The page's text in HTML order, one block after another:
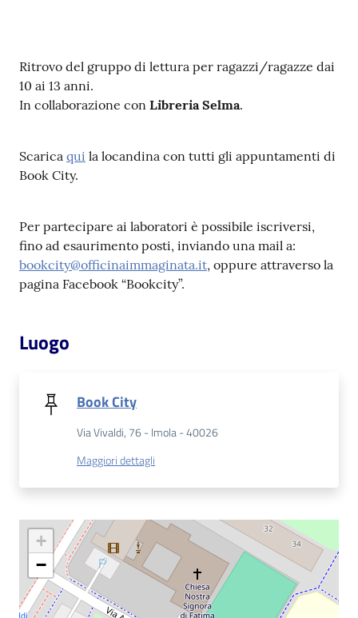
Piani
Decentrate
la
lettura
Ritrovo del gruppo di lettura per ragazzi/ragazze dai
10 ai 13 anni.
In collaborazione con Libreria Selma.
Scarica qui la locandina con tutti gli appuntamenti di
Book City.
Per partecipare ai laboratori è possibile iscriversi,
fino ad esaurimento posti, inviando una mail a:
bookcity@officinaimmaginata.it, oppure attraverso la
pagina Facebook “Bookcity”.
Luogo
Book City
Via Vivaldi, 76 - Imola - 40026
Maggiori dettagli
+
−